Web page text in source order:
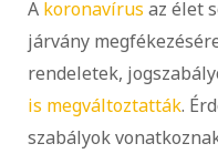
A koronavírus az élet
járvány
rendeletek,
is megváltoztatták.
szabályok